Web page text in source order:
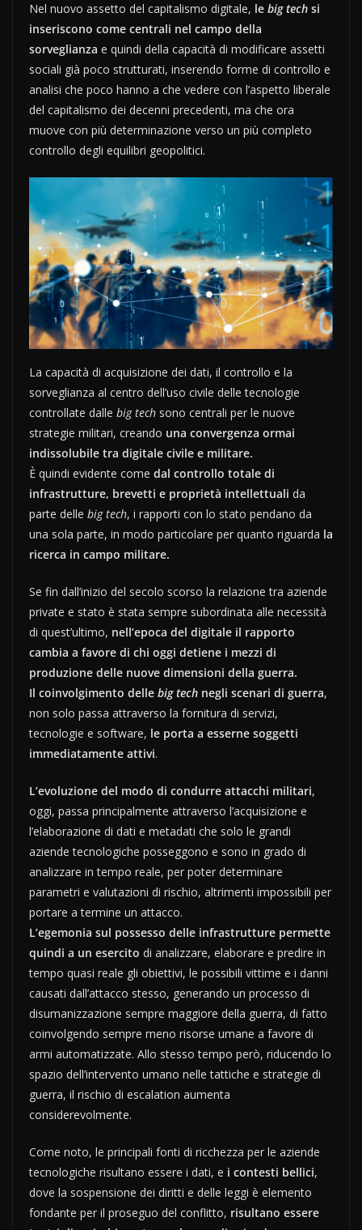
Nel nuovo assetto del capitalismo digitale, le big tech si
inseriscono come centrali nel campo della
sorveglianza e quindi della capacità di modificare assetti
sociali già poco strutturati, inserendo forme di controllo e
analisi che poco hanno a che vedere con l’aspetto liberale
del capitalismo dei decenni precedenti, ma che ora
muove con più determinazione verso un più completo
controllo degli equilibri geopolitici.
La capacità di acquisizione dei dati, il controllo e la
sorveglianza al centro dell’uso civile delle tecnologie
controllate dalle big tech sono centrali per le nuove
strategie militari, creando una convergenza ormai
indissolubile tra digitale civile e militare.
È quindi evidente come dal controllo totale di
infrastrutture, brevetti e proprietà intellettuali da
parte delle big tech, i rapporti con lo stato pendano da
una sola parte, in modo particolare per quanto riguarda la
ricerca in campo militare.
Se fin dall’inizio del secolo scorso la relazione tra aziende
private e stato è stata sempre subordinata alle necessità
di quest’ultimo, nell’epoca del digitale il rapporto
cambia a favore di chi oggi detiene i mezzi di
produzione delle nuove dimensioni della guerra.
Il coinvolgimento delle big tech negli scenari di guerra,
non solo passa attraverso la fornitura di servizi,
tecnologie e software, le porta a esserne soggetti
immediatamente attivi.
L’evoluzione del modo di condurre attacchi militari,
oggi, passa principalmente attraverso l’acquisizione e
l’elaborazione di dati e metadati che solo le grandi
aziende tecnologiche posseggono e sono in grado di
analizzare in tempo reale, per poter determinare
parametri e valutazioni di rischio, altrimenti impossibili per
portare a termine un attacco.
L’egemonia sul possesso delle infrastrutture permette
quindi a un esercito di analizzare, elaborare e predire in
tempo quasi reale gli obiettivi, le possibili vittime e i danni
causati dall’attacco stesso, generando un processo di
disumanizzazione sempre maggiore della guerra, di fatto
coinvolgendo sempre meno risorse umane a favore di
armi automatizzate. Allo stesso tempo però, riducendo lo
spazio dell’intervento umano nelle tattiche e strategie di
guerra, il rischio di escalation aumenta
considerevolmente.
Come noto, le principali fonti di ricchezza per le aziende
tecnologiche risultano essere i dati, e i contesti bellici,
dove la sospensione dei diritti e delle leggi è elemento
fondante per il proseguo del conflitto, risultano essere